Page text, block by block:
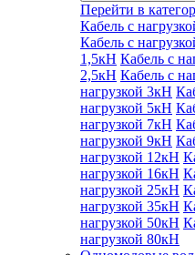
Перейти в
Кабель с
Кабель с
1,5кН Кабель с
2,5кН Кабель с
нагрузкой 3кН
нагрузкой 5кН
нагрузкой 7кН
нагрузкой 9кН
нагрузкой 12кН
нагрузкой 16кН
нагрузкой 25кН
нагрузкой 35кН
нагрузкой 50кН
нагрузкой 80кН